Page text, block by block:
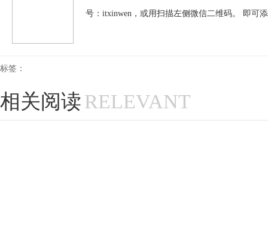
号：itxinwen，或用扫描左侧微信二维码。 即可
标签：
相关阅读RELEVANT